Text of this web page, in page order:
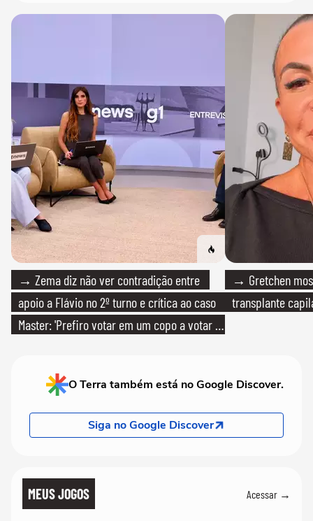
→ Zema diz não ver contradição entre
apoio a Flávio no 2º turno e crítica ao caso
Master: 'Prefiro votar em um copo a votar no
→ Gretchen
transplante
O Terra também está no Google Discover.
Siga no Google Discover
MEUS JOGOS Acessar →